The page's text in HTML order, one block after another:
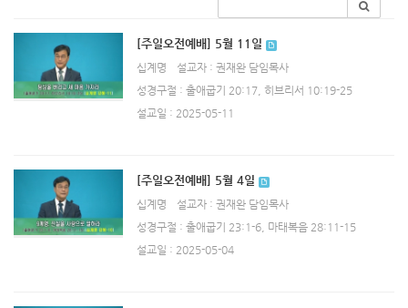
[주일오전예배] 5월 11일
십계명
설교자 : 권재완 담임목사
성경구절 : 출애굽기 20:17, 히브리서 10:19-25
설교일 : 2025-05-11
[주일오전예배] 5월 4일
십계명
설교자 : 권재완 담임목사
성경구절 : 출애굽기 23:1-6, 마태복음 28:11-15
설교일 : 2025-05-04